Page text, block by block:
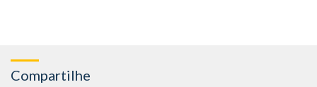
Compartilhe